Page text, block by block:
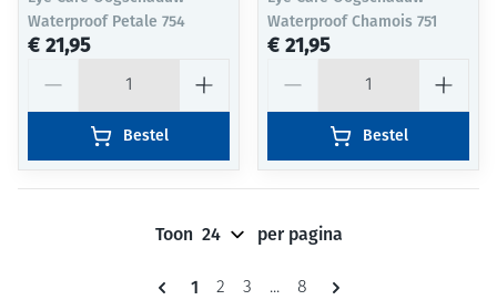
Waterproof Petale 754
€ 21,95
Bestel
Waterproof Chamois 751
€ 21,95
Bestel
Pagina's
U lees momenteel pagina
1 Pagina
2 Pagina
3 ... Pagina
8
Toon per pagina